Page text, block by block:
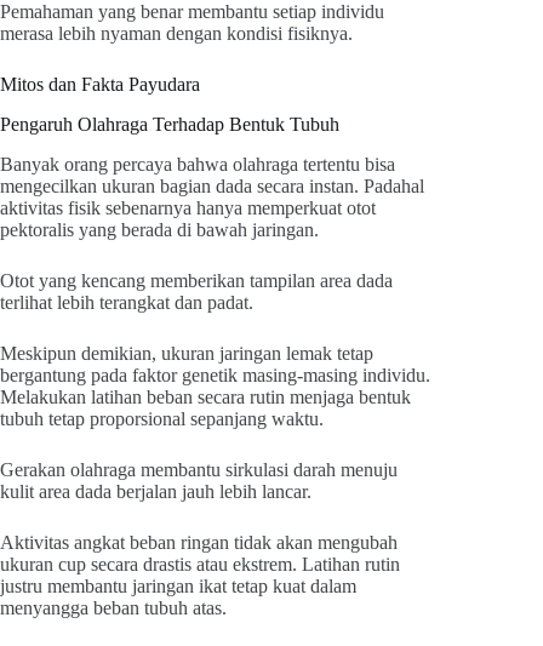
Pemahaman yang benar membantu setiap individu
merasa lebih nyaman dengan kondisi fisiknya.
Mitos dan Fakta Payudara
Pengaruh Olahraga Terhadap Bentuk Tubuh
Banyak orang percaya bahwa olahraga tertentu bisa
mengecilkan ukuran bagian dada secara instan. Padahal
aktivitas fisik sebenarnya hanya memperkuat otot
pektoralis yang berada di bawah jaringan.
Otot yang kencang memberikan tampilan area dada
terlihat lebih terangkat dan padat.
Meskipun demikian, ukuran jaringan lemak tetap
bergantung pada faktor genetik masing-masing individu.
Melakukan latihan beban secara rutin menjaga bentuk
tubuh tetap proporsional sepanjang waktu.
Gerakan olahraga membantu sirkulasi darah menuju
kulit area dada berjalan jauh lebih lancar.
Aktivitas angkat beban ringan tidak akan mengubah
ukuran cup secara drastis atau ekstrem. Latihan rutin
justru membantu jaringan ikat tetap kuat dalam
menyangga beban tubuh atas.